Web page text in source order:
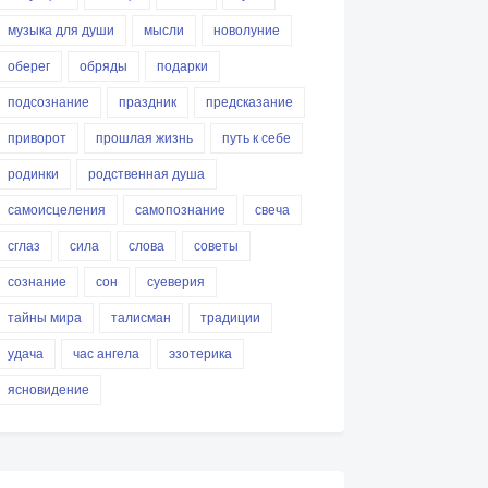
музыка для души
мысли
новолуние
оберег
обряды
подарки
подсознание
праздник
предсказание
приворот
прошлая жизнь
путь к себе
родинки
родственная душа
самоисцеления
самопознание
свеча
сглаз
сила слова
советы
сознание
сон
суеверия
тайны мира
талисман
традиции
удача
час ангела
эзотерика
ясновидение